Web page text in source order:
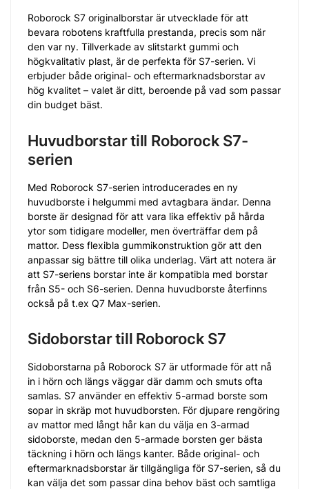
Roborock S7 originalborstar är utvecklade för att
bevara robotens kraftfulla prestanda, precis som när
den var ny. Tillverkade av slitstarkt gummi och
högkvalitativ plast, är de perfekta för S7-serien. Vi
erbjuder både original- och eftermarknadsborstar av
hög kvalitet – valet är ditt, beroende på vad som passar
din budget bäst.
Huvudborstar till Roborock S7-
serien
Med Roborock S7-serien introducerades en ny
huvudborste i helgummi med avtagbara ändar. Denna
borste är designad för att vara lika effektiv på hårda
ytor som tidigare modeller, men överträffar dem på
mattor. Dess flexibla gummikonstruktion gör att den
anpassar sig bättre till olika underlag. Värt att notera är
att S7-seriens borstar inte är kompatibla med borstar
från S5- och S6-serien. Denna huvudborste återfinns
också på t.ex Q7 Max-serien.
Sidoborstar till Roborock S7
Sidoborstarna på Roborock S7 är utformade för att nå
in i hörn och längs väggar där damm och smuts ofta
samlas. S7 använder en effektiv 5-armad borste som
sopar in skräp mot huvudborsten. För djupare rengöring
av mattor med långt hår kan du välja en 3-armad
sidoborste, medan den 5-armade borsten ger bästa
täckning i hörn och längs kanter. Både original- och
eftermarknadsborstar är tillgängliga för S7-serien, så du
kan välja det som passar dina behov bäst och samtliga